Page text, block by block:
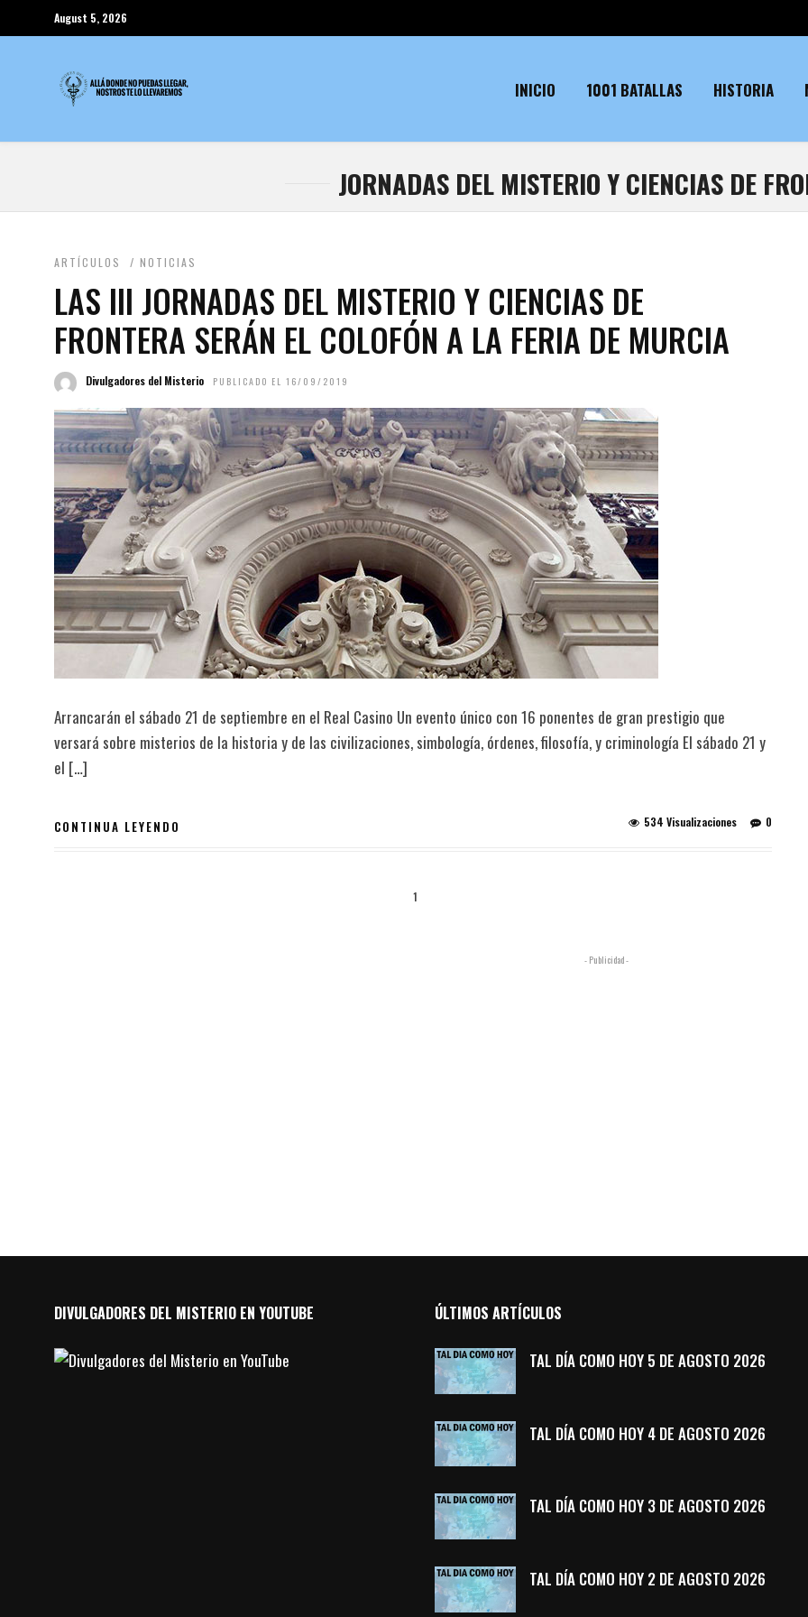
August 5, 2026
INICIO 1001 BATALLAS HISTORIA
JORNADAS DEL MISTERIO Y CIENCIAS DE
ARTÍCULOS / NOTICIAS
LAS III JORNADAS DEL MISTERIO Y CIENCIAS DE
FRONTERA SERÁN EL COLOFÓN A LA FERIA DE MURCIA
Divulgadores del Misterio PUBLICADO EL 16/09/2019
Arrancarán el sábado 21 de septiembre en el Real Casino Un evento único con 16 ponentes de gran prestigio que
versará sobre misterios de la historia y de las civilizaciones, simbología, órdenes, filosofía, y criminología El sábado 21 y
el […]
CONTINUA LEYENDO 0
534 Visualizaciones
1
- Publicidad -
DIVULGADORES DEL MISTERIO EN YOUTUBE ÚLTIMOS ARTÍCULOS
TAL DÍA COMO HOY 5 DE AGOSTO 2026
TAL DÍA COMO HOY 4 DE AGOSTO 2026
TAL DÍA COMO HOY 3 DE AGOSTO 2026
TAL DÍA COMO HOY 2 DE AGOSTO 2026